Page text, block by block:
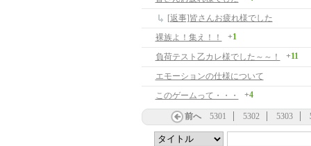
[返事]皆さんお疲れ様でした
裸族よ！集え！！
+1
負荷テスト乙カレ様でした～～！ +11
エモーションの仕様について
このゲームって・・・
+4
前へ 5301 5302 5303